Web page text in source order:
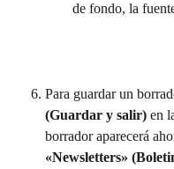
de fondo, la
Para guardar un
(Guardar y salir) en
borrador aparecerá
«Newsletters»